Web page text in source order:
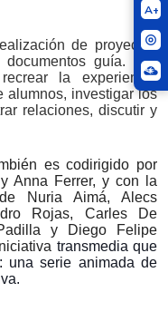
A+
de proyectos
guía. Los
la experiencia
alumnos, investigar los
relaciones, discutir y
es codirigido por
Anna Ferrer, y con la
Nuria Aimá, Alecs
Rojas, Carles De
y Diego Felipe
transmedia que
una serie animada de